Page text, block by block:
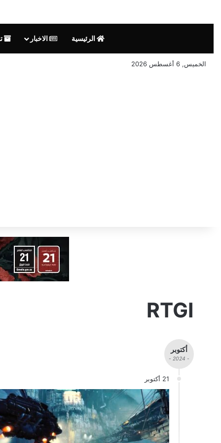
الرئيسية الاخبار
الخميس, 6 أغسطس 2026
RTGI
أكتوبر
- 2024 -
21 أكتوبر